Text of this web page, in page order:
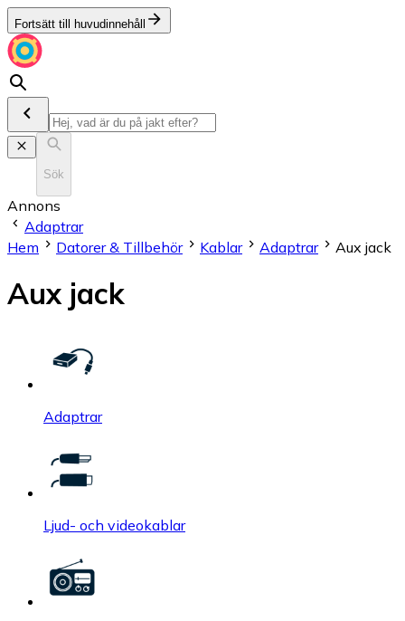
Fortsätt till huvudinnehåll
Sök
Annons
Adaptrar
Hem
Datorer & Tillbehör Kablar Adaptrar Aux jack
Aux jack
Adaptrar
Ljud- och videokablar